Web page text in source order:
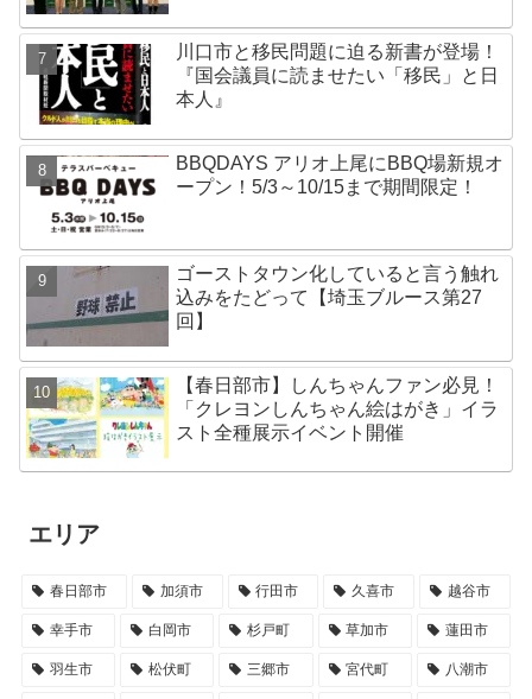
川口市と移民問題に迫る新書が登場！
『国会議員に読ませたい「移民」と日
本人』
BBQDAYS アリオ上尾にBBQ場新規オ
ープン！5/3～10/15まで期間限定！
ゴーストタウン化していると言う触れ
込みをたどって【埼玉ブルース第27
回】
【春日部市】しんちゃんファン必見！
「クレヨンしんちゃん絵はがき」イラ
スト全種展示イベント開催
エリア
春日部市 加須市 行田市 久喜市 越谷市
幸手市 白岡市 杉戸町 草加市 蓮田市
羽生市 松伏町 三郷市 宮代町 八潮市